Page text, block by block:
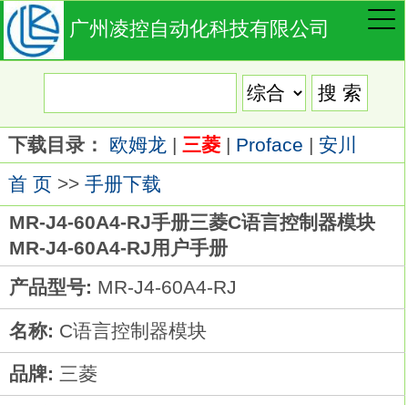
广州凌控自动化科技有限公司
下载目录： 欧姆龙 | 三菱| Proface | 安川
首 页>> 手册下载
MR-J4-60A4-RJ手册三菱C语言控制器模块
MR-J4-60A4-RJ用户手册
产品型号: MR-J4-60A4-RJ
名称: C语言控制器模块
品牌: 三菱